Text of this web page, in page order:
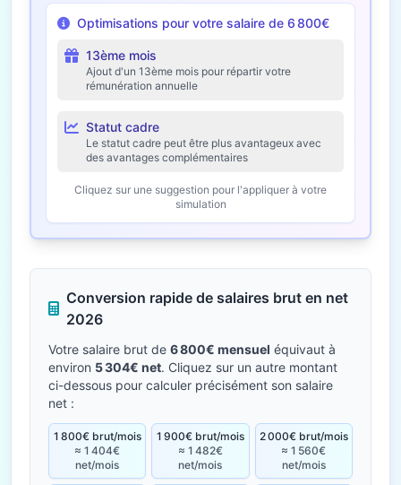
Optimisations pour votre salaire de 6 800€
13ème mois
Ajout d'un 13ème mois pour répartir votre
rémunération annuelle
Statut cadre
Le statut cadre peut être plus avantageux avec
des avantages complémentaires
Cliquez sur une suggestion pour l'appliquer à votre
simulation
Conversion rapide de salaires brut en net
2026
Votre salaire brut de 6 800€ mensuel équivaut à
environ 5 304€ net. Cliquez sur un autre montant
ci-dessous pour calculer précisément son salaire
net :
1 800€ brut/mois
≈ 1 404€
net/mois
1 900€ brut/mois
≈ 1 482€
net/mois
2 000€ brut/mois
≈ 1 560€
net/mois